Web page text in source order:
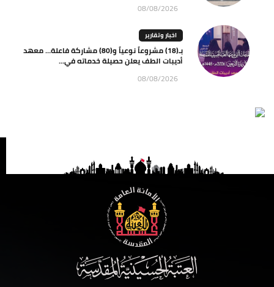
08/08/2026
اخبار وتقارير
بـ(18) مشروعاً نوعياً و(80) مشاركة فاعلة… معهد
أديبات الطف يعلن حصيلة خدماته في...
08/08/2026